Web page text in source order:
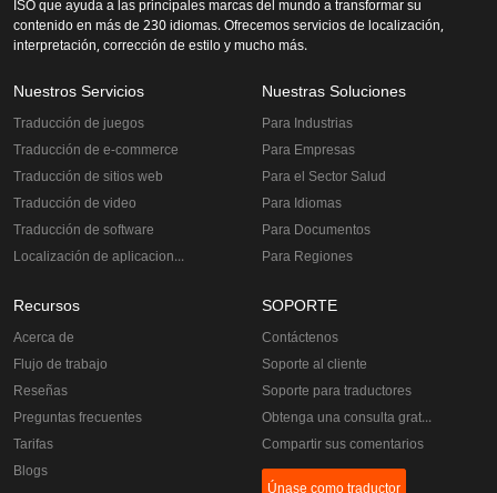
ISO que ayuda a las principales marcas del mundo a transformar su
contenido en más de 230 idiomas. Ofrecemos servicios de localización,
interpretación, corrección de estilo y mucho más.
Nuestros Servicios
Traducción de juegos
Traducción de e-commerce
Traducción de sitios web
Traducción de video
Traducción de software
Localización de aplicaciones
Nuestras Soluciones
Para Industrias
Para Empresas
Para el Sector Salud
Para Idiomas
Para Documentos
Para Regiones
Recursos
Acerca de
Flujo de trabajo
Reseñas
Preguntas frecuentes
Tarifas
Blogs
SOPORTE
Contáctenos
Soporte al cliente
Soporte para traductores
Obtenga una consulta gratuita
Compartir sus comentarios